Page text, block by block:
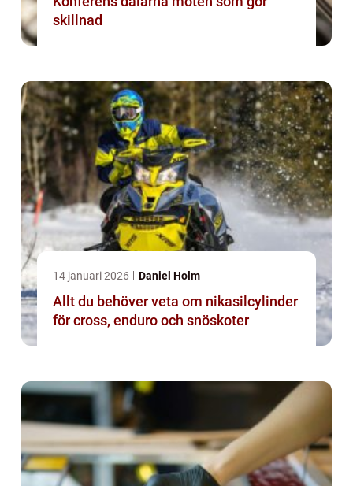
skillnad
14 januari 2026 Daniel Holm
Allt du behöver veta om nikasilcylinder
för cross, enduro och snöskoter